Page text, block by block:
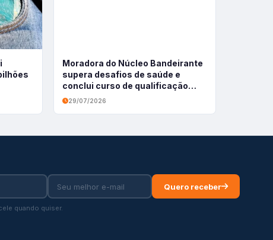
Moradora do Núcleo Bandeirante
supera desafios de saúde e
conclui curso de qualificação
profissional
29/07/2026
Quero receber
quando quiser.